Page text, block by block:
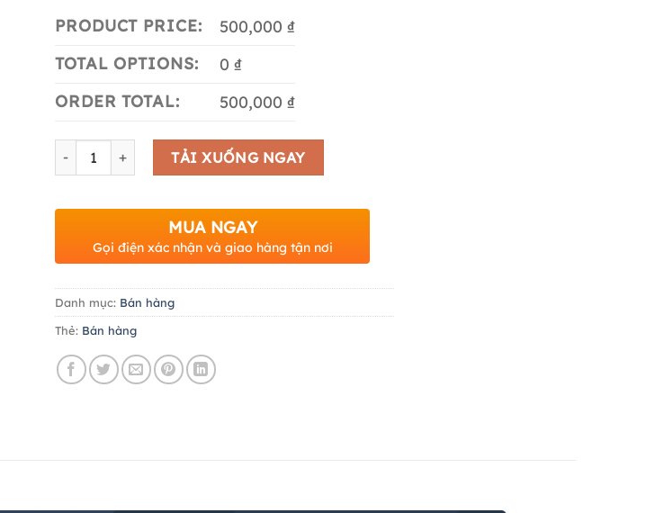
PRODUCT PRICE:
500,000 ₫
TOTAL OPTIONS:
0 ₫
ORDER TOTAL:
500,000 ₫
Số lượng TẢI XUỐNG NGAY
MUA NGAY
Gọi điện xác nhận và giao hàng tận nơi
Danh mục: Bán hàng
Thẻ: Bán hàng